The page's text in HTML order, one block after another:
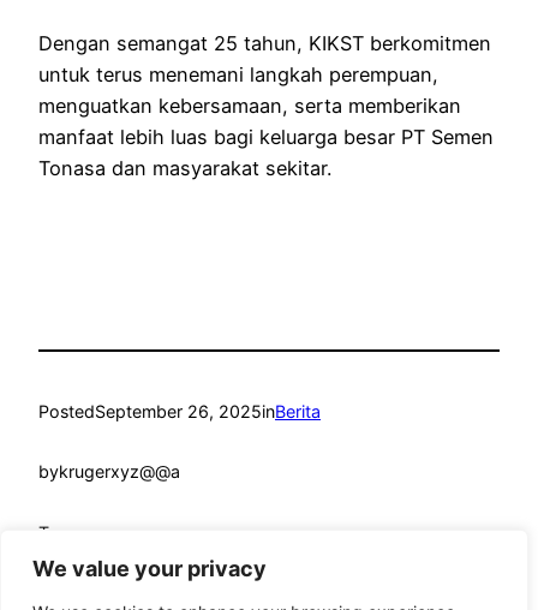
We value your privacy
Dengan semangat 25 tahun, KIKST berkomitmen
untuk terus menemani langkah perempuan,
menguatkan kebersamaan, serta memberikan
manfaat lebih luas bagi keluarga besar PT Semen
Tonasa dan masyarakat sekitar.
PostedSeptember 26, 2025inBerita
bykrugerxyz@@a
Tags: